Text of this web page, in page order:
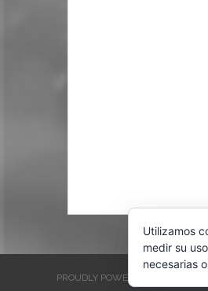
PROUDLY POWERED BY
Utilizamos
medir su
necesarias